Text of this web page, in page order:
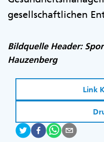
gesellschaftlichen
Bildquelle Header:
Hauzenberg
Link